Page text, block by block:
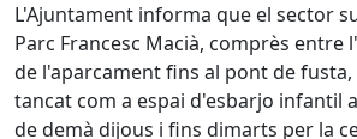
L'Ajuntament informa que el sector
Parc Francesc Macià, comprès entre
de l'aparcament fins al pont de
tancat com a espai d'esbarjo infantil
de demà dijous i fins dimarts per la